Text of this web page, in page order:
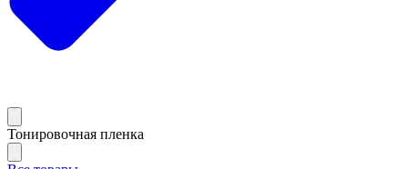
Тонировочная пленка